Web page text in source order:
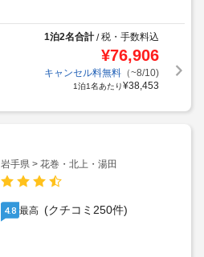
1泊2名合計/税・手数料込
¥76,906
キャンセル料無料（~8/10)
1泊1名あたり¥38,453
岩手県 > 花巻・北上・湯田
4.8 最高 (クチコミ250件)